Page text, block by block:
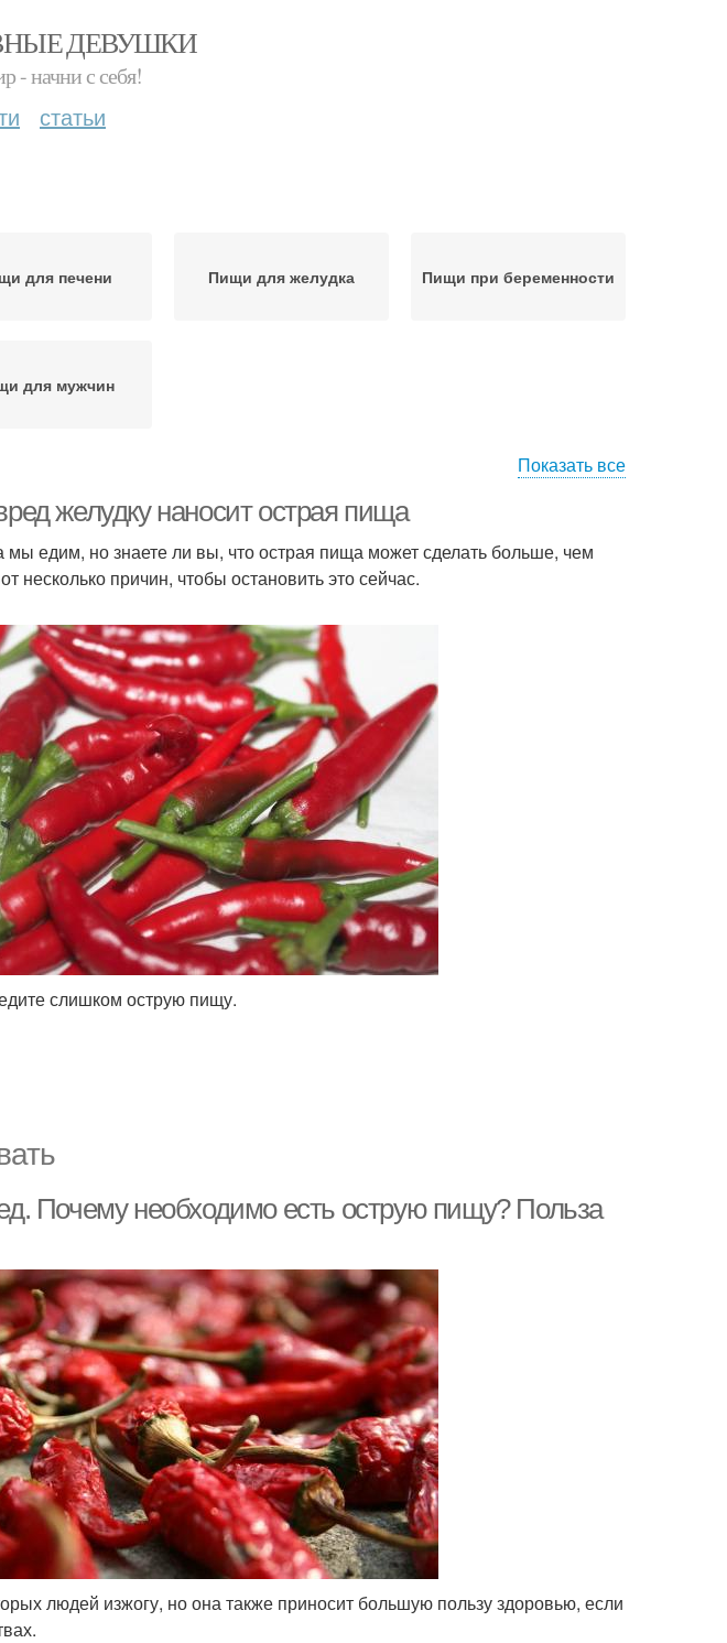
ДЕВУШКИ
- начни с себя!
статьи
для печени Пищи для желудка Пищи при беременности
для мужчин
Показать все
желудку наносит острая пища
мы едим, но знаете ли вы, что острая пища может сделать больше, чем
несколько причин, чтобы остановить это сейчас.
слишком острую пищу.
Почему необходимо есть острую пищу? Польза
людей изжогу, но она также приносит большую пользу здоровью, если